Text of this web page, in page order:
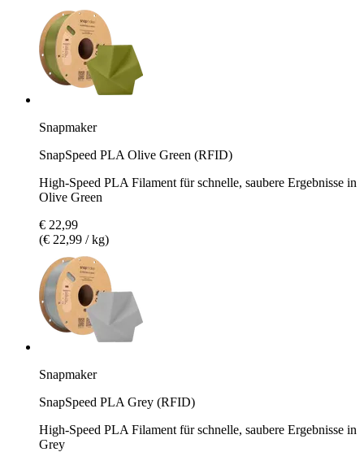
Snapmaker
SnapSpeed PLA Olive Green (RFID)
High-Speed PLA Filament für schnelle, saubere Ergebnisse in
Olive Green
€ 22,99
(€ 22,99 / kg)
Snapmaker
SnapSpeed PLA Grey (RFID)
High-Speed PLA Filament für schnelle, saubere Ergebnisse in
Grey